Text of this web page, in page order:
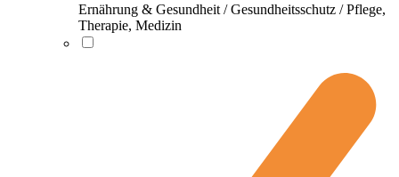
Ernährung & Gesundheit / Gesundheitsschutz / Pflege,
Therapie, Medizin